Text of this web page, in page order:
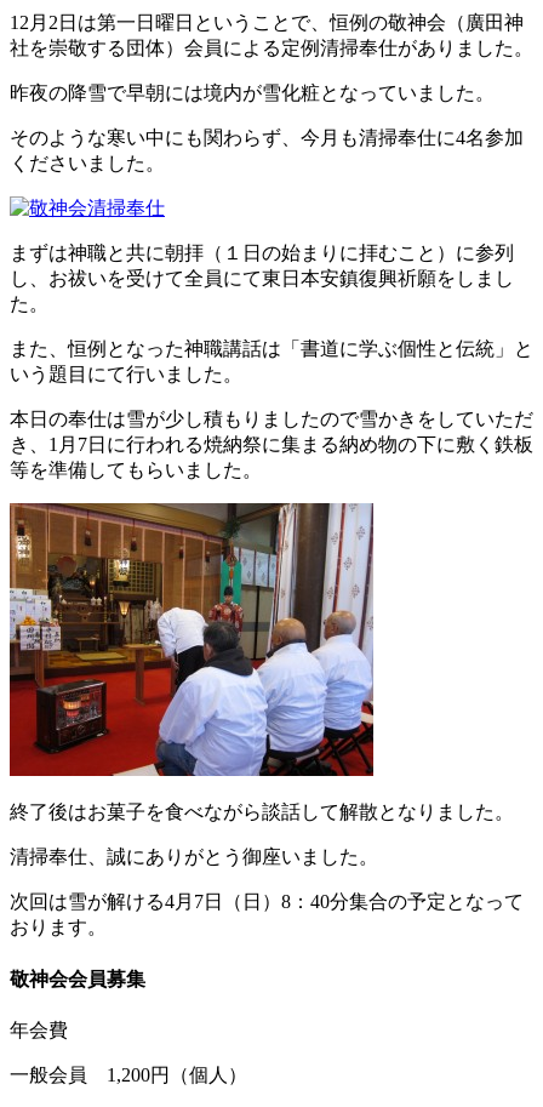
12月2日は第一日曜日ということで、恒例の敬神会（廣田神
社を崇敬する団体）会員による定例清掃奉仕がありました。
昨夜の降雪で早朝には境内が雪化粧となっていました。
そのような寒い中にも関わらず、今月も清掃奉仕に4名参加
くださいました。
まずは神職と共に朝拝（１日の始まりに拝むこと）に参列
し、お祓いを受けて全員にて東日本安鎮復興祈願をしまし
た。
また、恒例となった神職講話は「書道に学ぶ個性と伝統」と
いう題目にて行いました。
本日の奉仕は雪が少し積もりましたので雪かきをしていただ
き、1月7日に行われる焼納祭に集まる納め物の下に敷く鉄板
等を準備してもらいました。
終了後はお菓子を食べながら談話して解散となりました。
清掃奉仕、誠にありがとう御座いました。
次回は雪が解ける4月7日（日）8：40分集合の予定となって
おります。
敬神会会員募集
年会費
一般会員 1,200円（個人）